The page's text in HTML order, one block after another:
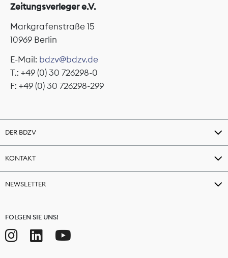
Zeitungsverleger e.V.
Markgrafenstraße 15
10969 Berlin
E-Mail: bdzv@bdzv.de
T.: +49 (0) 30 726298-0
F: +49 (0) 30 726298-299
DER BDZV
KONTAKT
NEWSLETTER
FOLGEN SIE UNS!